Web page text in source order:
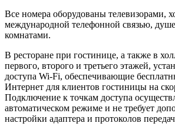
Все номера оборудованы телевизорами,
международной телефонной связью,
комнатами.
В ресторане при гостинице, а также в
первого, второго и третьего этажей,
доступа Wi-Fi, обеспечивающие
Интернет для клиентов гостиницы на
Подключение к точкам доступа
автоматическом режиме и не требует
настройки адаптера и протоколов